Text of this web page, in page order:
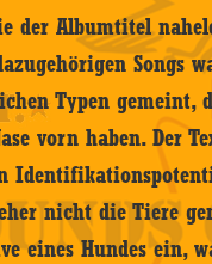
der Albumtitel
Songs
Typen gemeint,
vorn haben. Der
nicht die Tiere
eines Hundes ein,